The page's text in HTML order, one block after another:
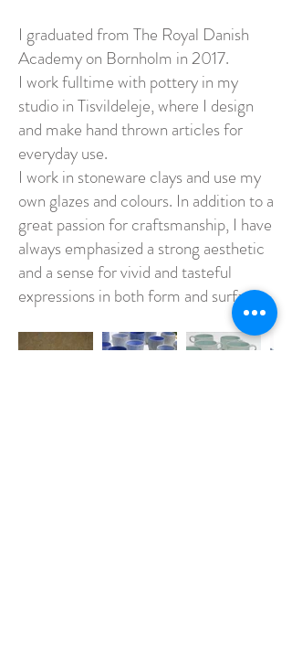
I graduated from The Royal Danish
Academy on Bornholm in 2017.
I work fulltime with pottery in my
studio in Tisvildeleje, where I design
and make hand thrown articles for
everyday use.
I work in stoneware clays and use my
own glazes and colours. In addition to a
great passion for craftsmanship, I have
always emphasized a strong aesthetic
and a sense for vivid and tasteful
expressions in both form and surface.